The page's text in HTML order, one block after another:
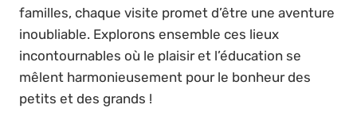
familles, chaque visite promet d’être une aventure
inoubliable. Explorons ensemble ces lieux
incontournables où le plaisir et l’éducation se
mêlent harmonieusement pour le bonheur des
petits et des grands !